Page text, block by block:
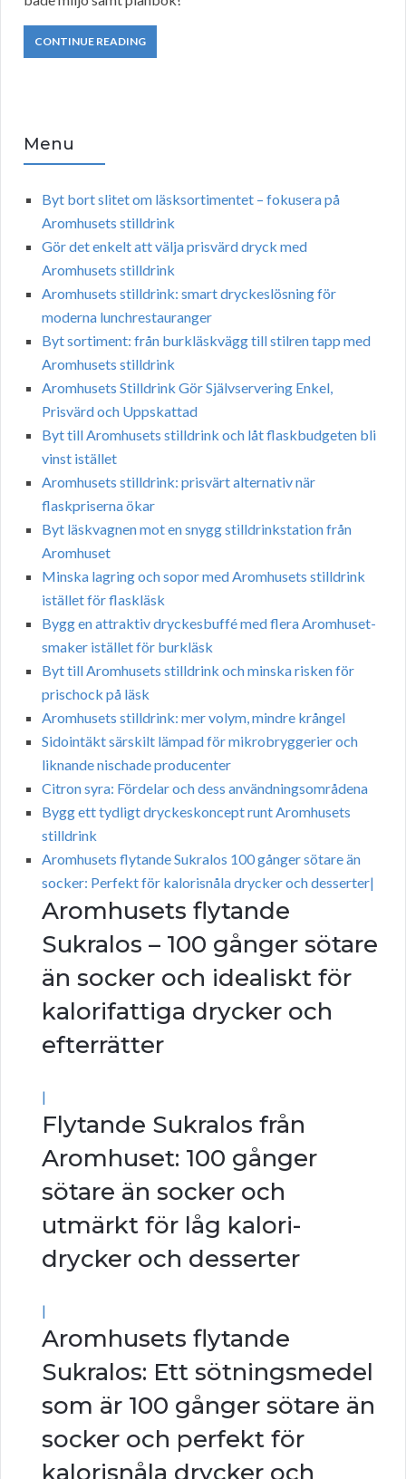
CONTINUE READING
Menu
Byt bort slitet om läsksortimentet – fokusera på
Aromhusets stilldrink
Gör det enkelt att välja prisvärd dryck med
Aromhusets stilldrink
Aromhusets stilldrink: smart dryckeslösning för
moderna lunchrestauranger
Byt sortiment: från burkläskvägg till stilren tapp med
Aromhusets stilldrink
Aromhusets Stilldrink Gör Självservering Enkel,
Prisvärd och Uppskattad
Byt till Aromhusets stilldrink och låt flaskbudgeten bli
vinst istället
Aromhusets stilldrink: prisvärt alternativ när
flaskpriserna ökar
Byt läskvagnen mot en snygg stilldrinkstation från
Aromhuset
Minska lagring och sopor med Aromhusets stilldrink
istället för flaskläsk
Bygg en attraktiv dryckesbuffé med flera Aromhuset-
smaker istället för burkläsk
Byt till Aromhusets stilldrink och minska risken för
prischock på läsk
Aromhusets stilldrink: mer volym, mindre krångel
Sidointäkt särskilt lämpad för mikrobryggerier och
liknande nischade producenter
Citron syra: Fördelar och dess användningsområdena
Bygg ett tydligt dryckeskoncept runt Aromhusets
stilldrink
Aromhusets flytande Sukralos 100 gånger sötare än
socker: Perfekt för kalorisnåla drycker och desserter|
Aromhusets flytande
Sukralos – 100 gånger sötare
än socker och idealiskt för
kalorifattiga drycker och
efterrätter
|
Flytande Sukralos från
Aromhuset: 100 gånger
sötare än socker och
utmärkt för låg kalori-
drycker och desserter
|
Aromhusets flytande
Sukralos: Ett sötningsmedel
som är 100 gånger sötare än
socker och perfekt för
kalorisnåla drycker och